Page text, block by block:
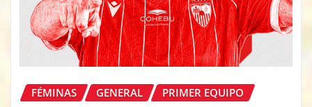
FÉMINAS GENERAL PRIMER EQUIPO